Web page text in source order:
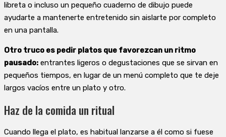
libreta o incluso un pequeño cuaderno de dibujo puede
ayudarte a mantenerte entretenido sin aislarte por completo
en una pantalla.
Otro truco es pedir platos que favorezcan un ritmo
pausado: entrantes ligeros o degustaciones que se sirvan en
pequeños tiempos, en lugar de un menú completo que te deje
largos vacíos entre un plato y otro.
Haz de la comida un ritual
Cuando llega el plato, es habitual lanzarse a él como si fuese